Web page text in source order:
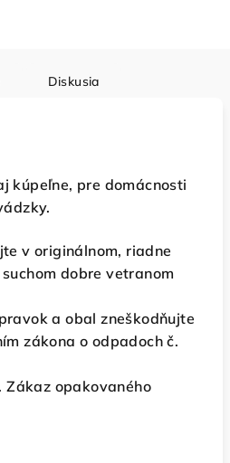
Diskusia
kúpeľne, pre domácnosti
v originálnom, riadne
dobre vetranom
a obal zneškodňujte
zákona o odpadoch č.
Zákaz opakovaného